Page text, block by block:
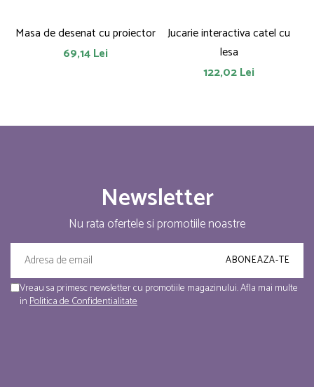
Masa de desenat cu proiector
69,14 Lei
Jucarie interactiva catel cu
lesa
122,02 Lei
Newsletter
Nu rata ofertele si promotiile noastre
Vreau sa primesc newsletter cu promotiile magazinului. Afla mai multe
inPolitica de Confidentialitate